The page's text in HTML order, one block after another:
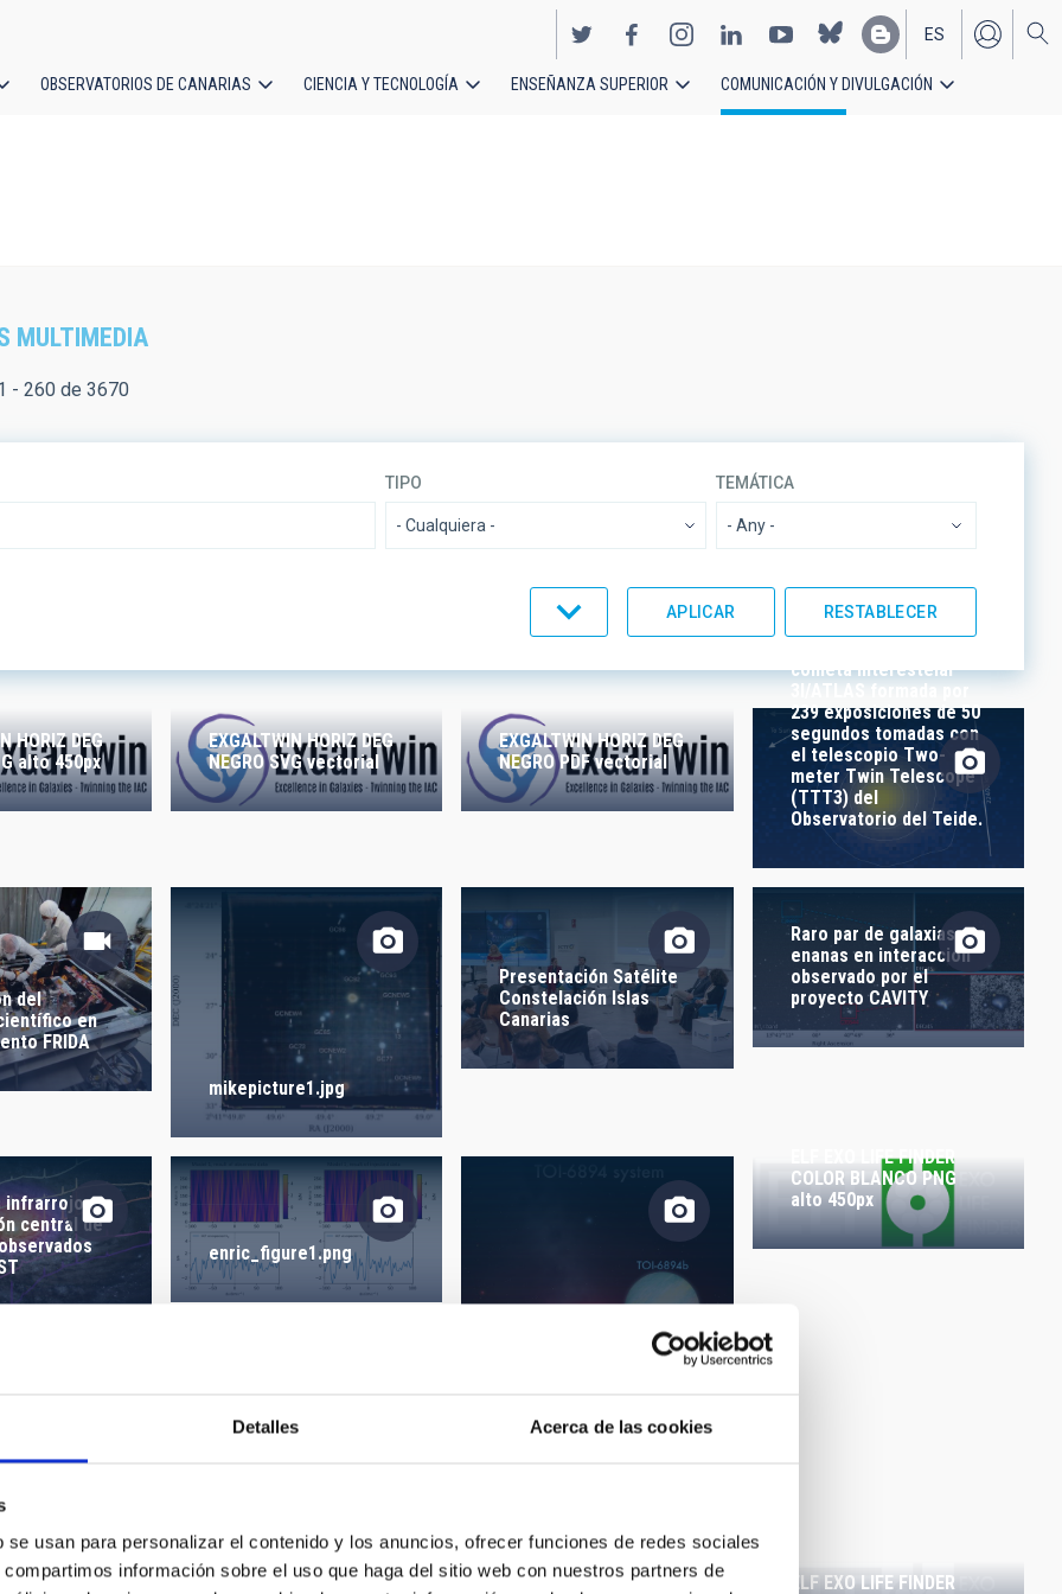
Detalles Acerca de las cookies
usan para personalizar el contenido y los anuncios, ofrecer funciones de redes sociales
información sobre el uso que haga del sitio web con nuestros partners de
EN
ES
OBSERVATORIOS DE CANARIAS CIENCIA Y TECNOLOGÍA ENSEÑANZA SUPERIOR COMUNICACIÓN Y DIVULGACIÓN
MULTIMEDIA
- 260 de 3670
TIPO TEMÁTICA
- Any -
LIBRES
ORDENAR POR ORDEN
HORIZ DEG
alto 450px
EXGALTWIN HORIZ DEG
NEGRO SVG vectorial
EXGALTWIN HORIZ DEG
NEGRO PDF vectorial
cometa interestelar
3I/ATLAS formada por
239 exposiciones de 50
segundos tomadas con
el telescopio Two-
meter Twin Telescope
(TTT3) del
Observatorio del Teide.
del
en
FRIDA
mikepicture1.jpg
Presentación Satélite
Constelación Islas
Canarias
Raro par de galaxias
enanas en interacción
observado por el
proyecto CAVITY
infrarrojos
central de
enric_figure1.png
exoplanettoi-
ELF EXO LIFE FINDER
COLOR BLANCO PNG
alto 450px
FINDER
SVG
ELF EXO LIFE FINDER
COLOR BLANCO PDF
ELF EXO LIFE FINDER